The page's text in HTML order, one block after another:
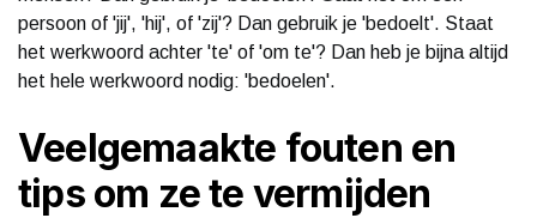
persoon of 'jij', 'hij', of 'zij'? Dan gebruik je 'bedoelt'. Staat
het werkwoord achter 'te' of 'om te'? Dan heb je bijna altijd
het hele werkwoord nodig: 'bedoelen'.
Veelgemaakte fouten en
tips om ze te vermijden